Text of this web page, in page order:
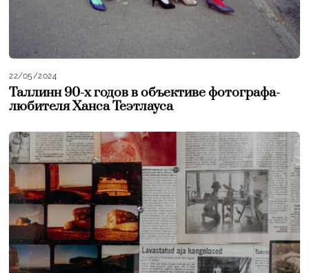
22/05/2024
Таллинн 90-х годов в объективе фотографа-
любителя Ханса Теэтлауса